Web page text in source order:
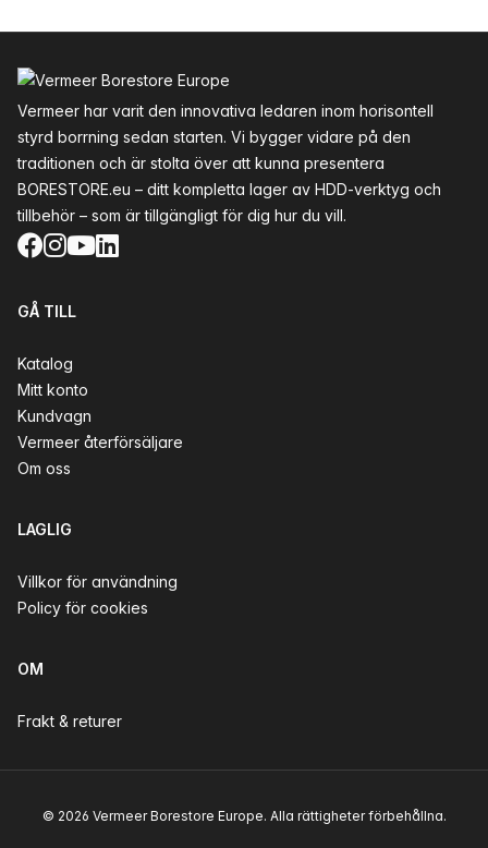
Vermeer har varit den innovativa ledaren inom horisontell
styrd borrning sedan starten. Vi bygger vidare på den
traditionen och är stolta över att kunna presentera
BORESTORE.eu – ditt kompletta lager av HDD-verktyg och
tillbehör – som är tillgängligt för dig hur du vill.
Facebook
Instagram
YouTube
LinkedIn
GÅ TILL
Katalog
Mitt konto
Kundvagn
Vermeer återförsäljare
Om oss
LAGLIG
Villkor för användning
Policy för cookies
OM
Frakt & returer
© 2026 Vermeer Borestore Europe. Alla rättigheter förbehållna.